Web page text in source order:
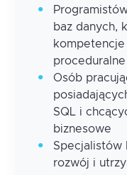
baz danych,
Osób
SQL i
biznesowe
Specjalistów
rozwój i